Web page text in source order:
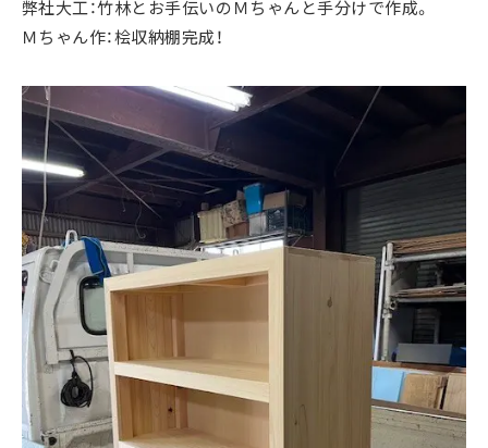
弊社大工：竹林とお手伝いのＭちゃんと手分けで作成。
Ｍちゃん作：桧収納棚完成！